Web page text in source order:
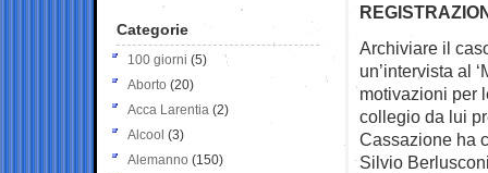
Archiviare il
un’intervista al
motivazioni per
collegio da lui
Cassazione ha
Silvio
Categorie
100 giorni (5)
Aborto (20)
Acca Larentia (2)
Alcool (3)
Alemanno (150)